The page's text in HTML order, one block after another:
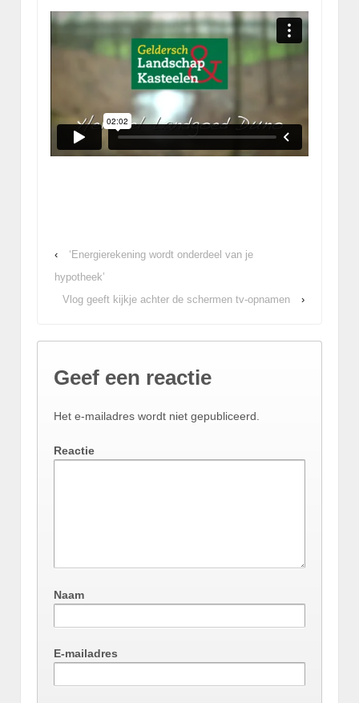
‹
‘Energierekening wordt onderdeel van je
hypotheek’
Vlog geeft kijkje achter de schermen tv-opnamen
›
Geef een reactie
Het e-mailadres wordt niet gepubliceerd.
Reactie
Naam
E-mailadres